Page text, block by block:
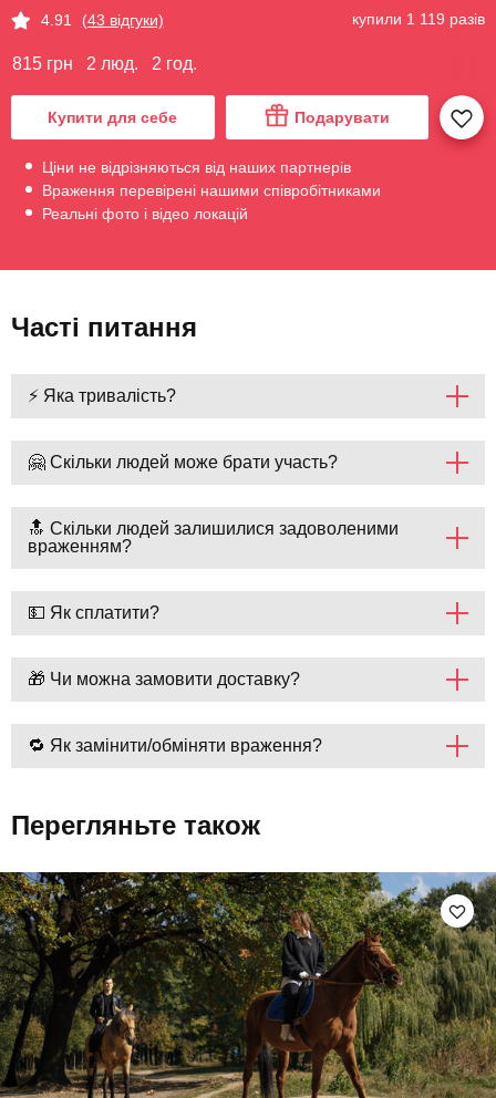
4.91 (43 відгуки) купили 1 119 разів
815 грн 2 люд. 2 год.
Купити для себе Подарувати
Ціни не відрізняються від наших партнерів
Враження перевірені нашими співробітниками
Реальні фото і відео локацій
Часті питання
⚡ Яка тривалість?
🤗 Скільки людей може брати участь?
🔝 Скільки людей залишилися задоволеними
враженням?
💵 Як сплатити?
🎁 Чи можна замовити доставку?
🔁 Як замінити/обміняти враження?
Перегляньте також